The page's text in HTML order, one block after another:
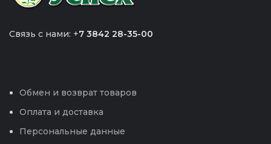
Связь с нами: +7 3842 28-35-00
Обмен и возврат товаров
Оплата и доставка
Персональные данные